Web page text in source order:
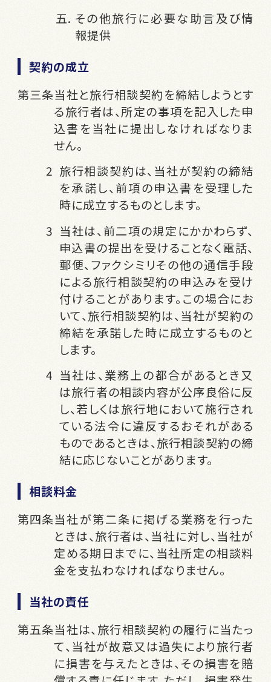
その他旅行に必要な助言及び情
報提供
契約の成立
当社と旅行相談契約を締結しようとす
る旅行者は、所定の事項を記入した申
込書を当社に提出しなければなりま
せん。
旅行相談契約は、当社が契約の締結
を承諾し、前項の申込書を受理した
時に成立するものとします。
当社は、前二項の規定にかかわらず、
申込書の提出を受けることなく電話、
郵便、ファクシミリその他の通信手段
による旅行相談契約の申込みを受け
付けることがあります。この場合にお
いて、旅行相談契約は、当社が契約の
締結を承諾した時に成立するものと
します。
当社は、業務上の都合があるとき又
は旅行者の相談内容が公序良俗に反
し、若しくは旅行地において施行され
ている法令に違反するおそれがある
ものであるときは、旅行相談契約の締
結に応じないことがあります。
相談料金
当社が第二条に掲げる業務を行った
ときは、旅行者は、当社に対し、当社が
定める期日までに、当社所定の相談料
金を支払わなければなりません。
当社の責任
当社は、旅行相談契約の履行に当たっ
て、当社が故意又は過失により旅行者
に損害を与えたときは、その損害を賠